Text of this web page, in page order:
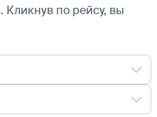
Кликнув по рейсу, вы